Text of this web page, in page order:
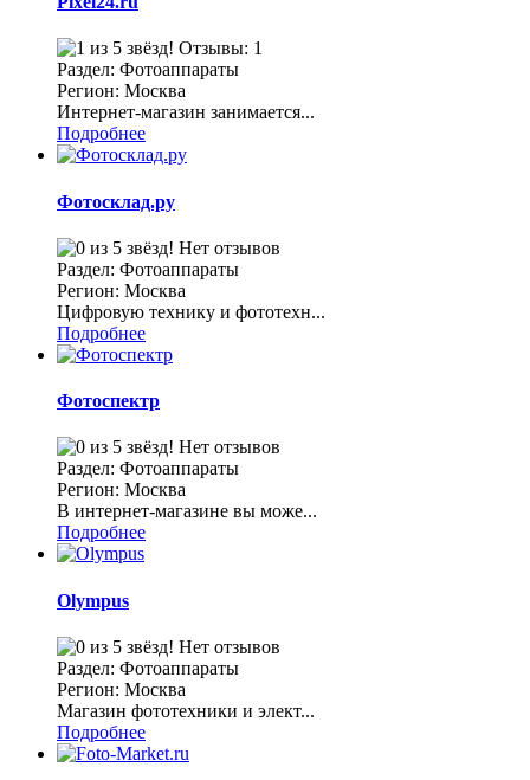
Отзывы: 1
Раздел: Фотоаппараты
Регион: Москва
Интернет-магазин занимается...
Подробнее
Фотосклад.ру
Нет отзывов
Раздел: Фотоаппараты
Регион: Москва
Цифровую технику и фототехн...
Подробнее
Фотоспектр
Нет отзывов
Раздел: Фотоаппараты
Регион: Москва
В интернет-магазине вы може...
Подробнее
Olympus
Нет отзывов
Раздел: Фотоаппараты
Регион: Москва
Магазин фототехники и элект...
Подробнее